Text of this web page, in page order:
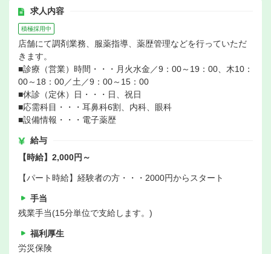
求人内容
積極採用中
店舗にて調剤業務、服薬指導、薬歴管理などを行っていただ
きます。
■診療（営業）時間・・・月火水金／9：00～19：00、木10：
00～18：00／土／9：00～15：00
■休診（定休）日・・・日、祝日
■応需科目・・・耳鼻科6割、内科、眼科
■設備情報・・・電子薬歴
給与
【時給】2,000円～
【パート時給】経験者の方・・・2000円からスタート
手当
残業手当(15分単位で支給します。)
福利厚生
労災保険